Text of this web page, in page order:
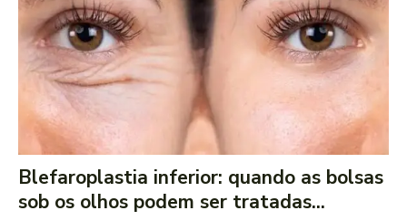
Blefaroplastia inferior: quando as bolsas
sob os olhos podem ser tratadas...